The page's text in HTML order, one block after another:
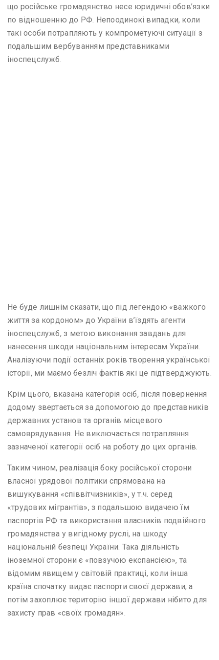
що російське громадянство несе юридичні обов’язки
по відношенню до РФ. Непоодинокі випадки, коли
такі особи потрапляють у компрометуючі ситуації з
подальшим вербуванням представниками
іноспецслужб.
Не буде лишнім сказати, що під легендою «важкого
життя за кордоном» до України в’їздять агенти
іноспецслужб, з метою виконання завдань для
нанесення шкоди національним інтересам України.
Аналізуючи події останніх років творення української
історії, ми маємо безліч фактів які це підтверджують.
Крім цього, вказана категорія осіб, після повернення
додому звертається за допомогою до представників
державних установ та органів місцевого
самоврядування. Не виключається потрапляння
зазначеної категорії осіб на роботу до цих органів.
Таким чином, реалізація боку російської сторони
власної урядової політики спрямована на
вишукування «співвітчизників», у т.ч. серед
«трудових мігрантів», з подальшою видачею їм
паспортів РФ та використання власників подвійного
громадянства у вигідному руслі, на шкоду
національній безпеці України. Така діяльність
іноземної сторони є «повзучою експансією», та
відомим явищем у світовій практиці, коли інша
країна спочатку видає паспорти своєї держави, а
потім захоплює територію іншої держави нібито для
захисту прав «своїх громадян».